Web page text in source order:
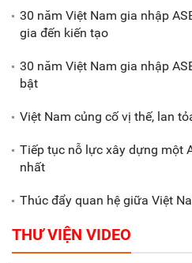
biểu
Gắn
30 năm Việt Nam gia nhập
gia đến kiến tạo
30 năm Việt Nam gia nhập
bật
Việt Nam củng cố vị thế, lan
Tiếp tục nỗ lực xây dựng một
nhất
Thúc đẩy quan hệ giữa Việt
THƯ VIỆN VIDEO